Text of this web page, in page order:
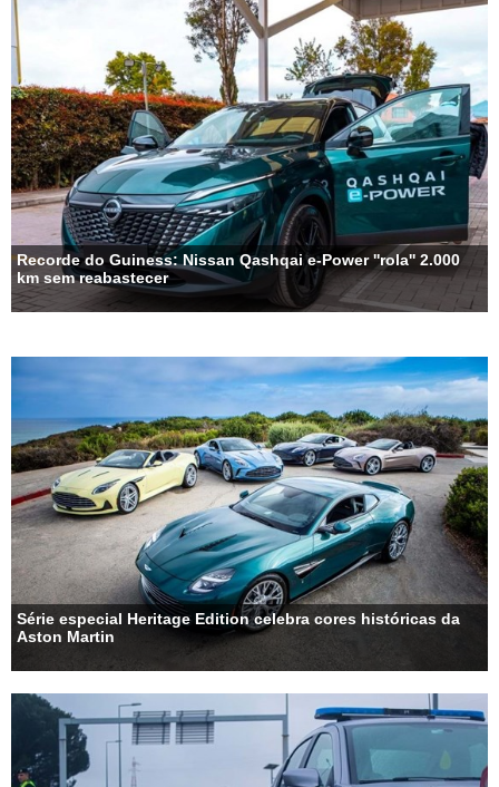
Recorde do Guiness: Nissan Qashqai e-Power ''rola'' 2.000
km sem reabastecer
Série especial Heritage Edition celebra cores históricas da
Aston Martin